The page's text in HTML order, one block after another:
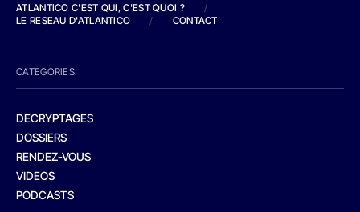
ATLANTICO C'EST QUI, C'EST QUOI ?
/
LE RESEAU D'ATLANTICO
/ CONTACT
CATEGORIES
DECRYPTAGES
DOSSIERS
RENDEZ-VOUS
VIDEOS
PODCASTS